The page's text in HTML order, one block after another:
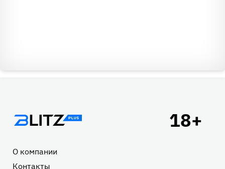
Подвал
О компании
Контакты